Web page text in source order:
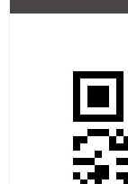
国债指数